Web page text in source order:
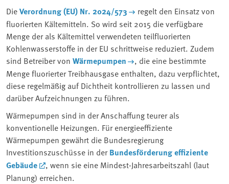
DieVerordnung (EU) Nr. 2024/573
regelt den Einsatz von
fluorierten Kältemitteln. So wird seit 2015 die verfügbare
Menge der als Kältemittel verwendeten teilfluorierten
Kohlenwasserstoffe in der EU schrittweise reduziert. Zudem
sind Betreiber von Wärmepumpen
, die eine bestimmte
Menge fluorierter Treibhausgase enthalten, dazu verpflichtet,
diese regelmäßig auf Dichtheit kontrollieren zu lassen und
darüber Aufzeichnungen zu führen.
Wärmepumpen sind in der Anschaffung teurer als
konventionelle Heizungen. Für energieeffiziente
Wärmepumpen gewährt die Bundesregierung
Investitionszuschüsse in derBundesförderung effiziente
Gebäude
, wenn sie eine Mindest-Jahresarbeitszahl (laut
Planung) erreichen.